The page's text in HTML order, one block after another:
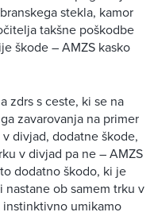
stekla, kamor
takšne poškodbe
škode – AMZS kasko
zdrs s ceste, ki se na
zavarovanja na primer
divjad, dodatne škode,
v divjad pa ne – AMZS
dodatno škodo, ki je
nastane ob samem trku v
umikamo